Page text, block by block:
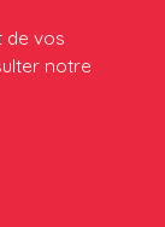
de vos
notre